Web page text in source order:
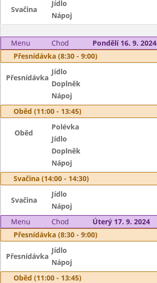
Svačina
Jídlo
Nápoj
Menu Chod
Pondělí 16. 9. 2024
Přesnídávka (8:30 - 9:00)
Přesnídávka
Jídlo
Doplněk
Nápoj
Oběd (11:00 - 13:45)
Oběd
Polévka
Jídlo
Doplněk
Nápoj
Svačina (14:00 - 14:30)
Svačina
Jídlo
Nápoj
Menu
Chod
Úterý 17. 9. 2024
Přesnídávka (8:30 - 9:00)
Přesnídávka
Jídlo
Nápoj
Oběd (11:00 - 13:45)